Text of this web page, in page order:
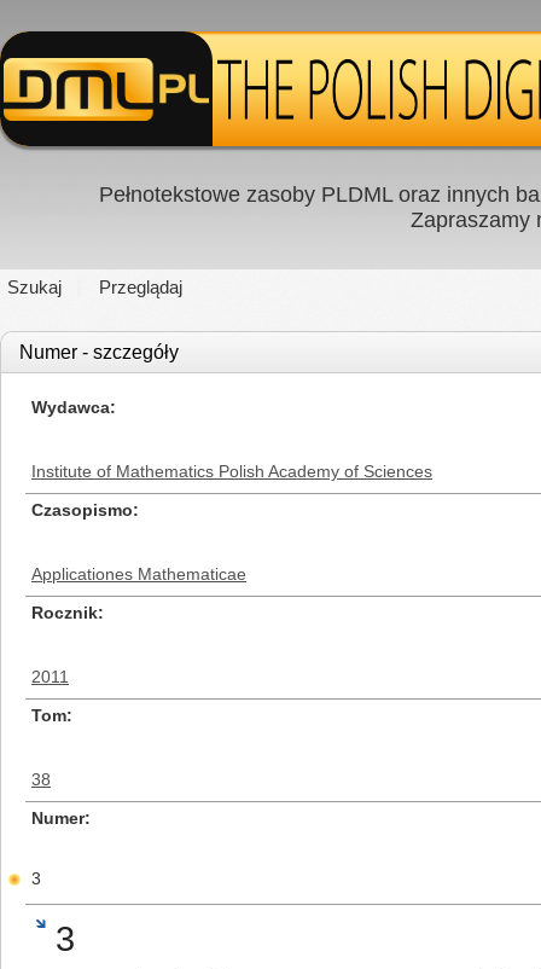
Pełnotekstowe zasoby PLDML oraz innych
Zapraszamy
Szukaj Przeglądaj
Numer - szczegóły
Wydawca
Institute of Mathematics Polish Academy of Sciences
Czasopismo
Applicationes Mathematicae
Rocznik
2011
Tom
38
Numer
3
3